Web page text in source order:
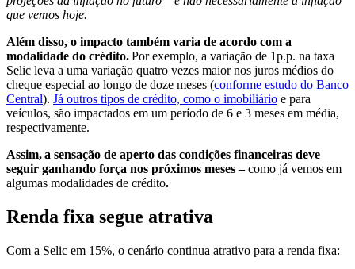
que vemos hoje.
Além disso, o impacto também varia de acordo com a
modalidade do crédito.Por exemplo, a variação de 1p.p. na taxa
Selic leva a uma variação quatro vezes maior nos juros médios do
cheque especial ao longo de doze meses (conforme estudo do Banco
Central). Já outros tipos de crédito, como o imobiliário e para
veículos, são impactados em um período de 6 e 3 meses em média,
respectivamente.
Assim,a sensação de aperto das condições financeiras deve
seguir ganhando força nos próximos meses –como já vemos em
algumas modalidades de crédito.
Renda fixa segue atrativa
Com a Selic em 15%, o cenário continua atrativo para a renda fixa: